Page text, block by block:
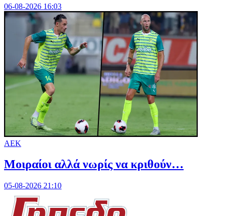
06-08-2026 16:03
ΑΕΚ
Μοιραίοι αλλά νωρίς να κριθούν…
05-08-2026 21:10